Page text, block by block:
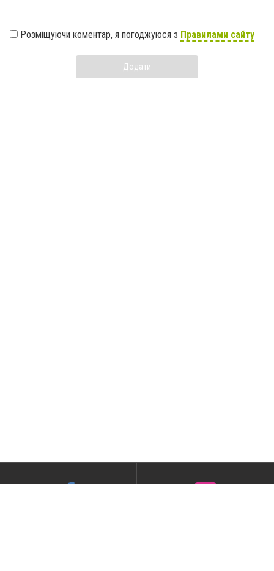
Розміщуючи коментар, я погоджуюся з Правилами сайту
Додати